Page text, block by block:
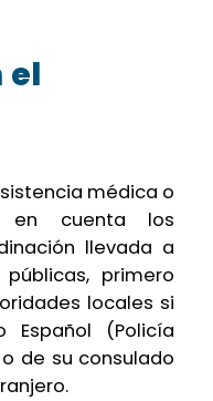
el
médica o
en cuenta los
llevada a
primero
locales si
(Policía
de su consulado